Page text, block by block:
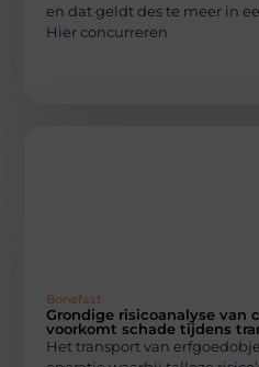
en dat geldt des te meer in
Hier concurreren
Bonefast
Grondige risicoanalyse van
voorkomt schade tijdens
Het transport van